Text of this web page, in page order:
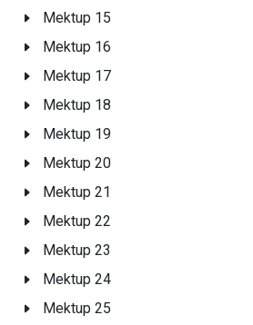
Mektup 15
Mektup 16
Mektup 17
Mektup 18
Mektup 19
Mektup 20
Mektup 21
Mektup 22
Mektup 23
Mektup 24
Mektup 25